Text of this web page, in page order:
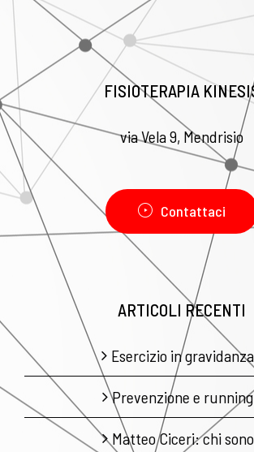
FISIOTERAPIA
via Vela 9, Mendrisio
Contattaci
ARTICOLI RECENTI
Esercizio in gravidanza
Prevenzione e running
Matteo Ciceri: chi sono